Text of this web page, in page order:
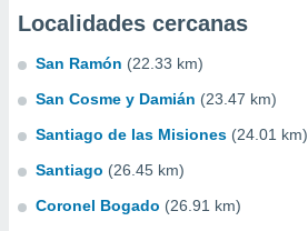
Localidades cercanas
San Ramón (22.33 km)
San Cosme y Damián (23.47 km)
Santiago de las Misiones (24.01 km)
Santiago (26.45 km)
Coronel Bogado (26.91 km)